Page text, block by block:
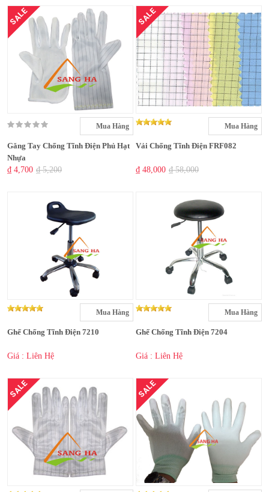
SALE
Mua Hàng
Găng Tay Chống Tĩnh Điện Phủ Hạt
Nhựa
₫ 4,700 ₫ 5,200
SALE
Mua Hàng
Vải Chống Tĩnh Điện FRF082
₫ 48,000 ₫ 58,000
Mua Hàng
Ghế Chống Tĩnh Điện 7210
Giá : Liên Hệ
Mua Hàng
Ghế Chống Tĩnh Điện 7204
Giá : Liên Hệ
SALE SALE